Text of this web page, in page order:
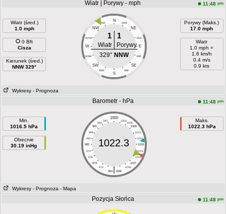
Wiatr | Porywy - mph 11:48 pm
Wiatr (śred.)
1.0 mph
0 Bft
Cisza
Kierunek (śred.)
NNW 329°
N
NNW NNE
NW NE
WNW ENE
W E
WSW ESE
SW SE
SSW SSE
S
1 1
Wiatr
Porywy
329° NNW
Porywy (Maks.)
17.0 mph
Wiatr
1.0 mph =
1.6 km/h
0.4 m/s
0.9 kts
Wykresy - Prognoza
Barometr - hPa 11:48 pm
Min.
1016.5 hPa
Obecnie
30.19 inHg
1000
997 1003
994
1006
991
1009
988
1012
985
1015
982
1018
979
1021
976
1024
973
1027
970
1030
|
964 1036
1022.3
Maks.
1022.3 hPa
Wykresy - Prognoza - Mapa
Pozycja Słońca 11:48 pm